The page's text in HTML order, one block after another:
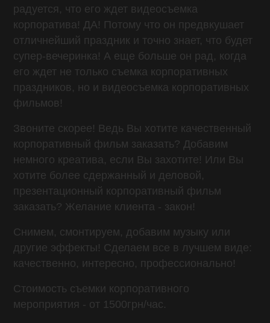
радуется, что его ждет видеосъемка
корпоратива! ДА! Потому что он предвкушает
отличнейший праздник и точно знает, что будет
супер-вечеринка! А еще больше он рад, когда
его ждет не только съемка корпоративных
праздников, но и видеосъемка корпоративных
фильмов!
Звоните скорее! Ведь Вы хотите качественный
корпоративный фильм заказать? Добавим
немного креатива, если Вы захотите! Или Вы
хотите более сдержанный и деловой,
презентационный корпоративный фильм
заказать? Желание клиента - закон!
Снимем, смонтируем, добавим музыку или
другие эффекты! Сделаем все в лучшем виде:
качественно, интересно, профессионально!
Стоимость съемки корпоративного
мероприятия - от 1500грн/час.